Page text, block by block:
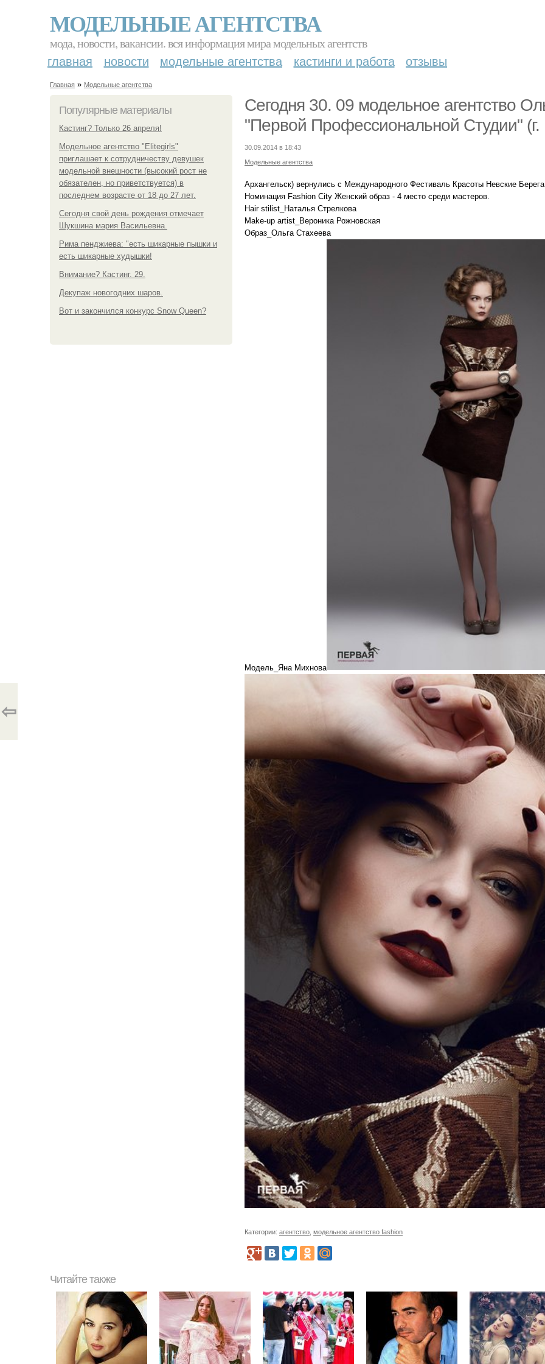
МОДЕЛЬНЫЕ АГЕНТСТВА
мода, новости, вакансии. вся информация мира модельных агентств
главная новости модельные агентства кастинги и работа отзывы
Главная » Модельные агентства
Популярные материалы
Кастинг? Только 26 апреля!
Модельное агентство "Elitegirls"
приглашает к сотрудничеству девушек
модельной внешности (высокий рост не
обязателен, но приветствуется) в
последнем возрасте от 18 до 27 лет.
Сегодня свой день рождения отмечает
Шукшина мария Васильевна.
Рима пенджиева: "есть шикарные пышки и
есть шикарные худышки!
Внимание? Кастинг. 29.
Декупаж новогодних шаров.
Вот и закончился конкурс Snow Queen?
Сегодня 30. 09 модельное агентство
"Первой Профессиональной Студии" (г.
30.09.2014 в 18:43
Модельные агентства
Архангельск) вернулись с Международного Фестиваль Красоты Невские
Номинация Fashion City Женский образ - 4 место среди мастеров.
Hair stilist_Наталья Стрелкова
Make-up artist_Вероника Рожновская
Образ_Ольга Стахеева
Модель_Яна Михнова
Категории: агентство модельное агентство fashion
⇦
Читайте также